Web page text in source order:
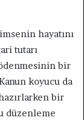
hayatını
tutarı
bir
koyucu da
bir
düzenleme